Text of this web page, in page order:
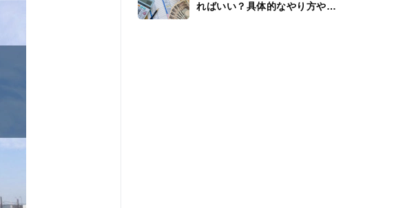
ればいい？具体的なやり方や還